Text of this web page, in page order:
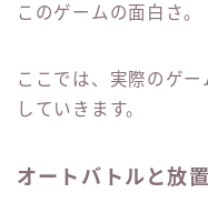
このゲームの面白さ。
ここでは、実際のゲ
していきます。
オートバトルと放